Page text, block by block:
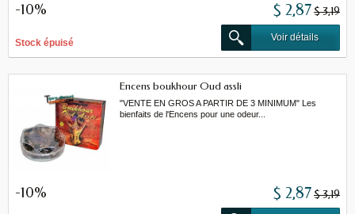
-10% $ 2,87$ 3,19
Stock épuisé
Voir détails
Encens boukhour Oud assli
"VENTE EN GROS A PARTIR DE 3 MINIMUM" Les
bienfaits de l'Encens pour une odeur...
-10% $ 2,87$ 3,19